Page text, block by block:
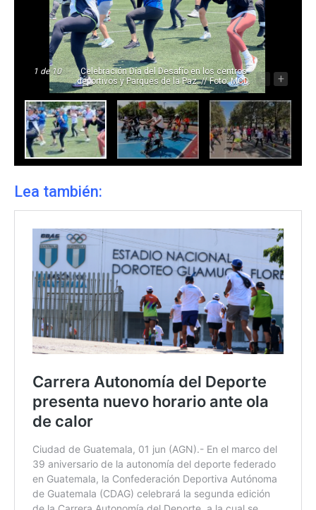
1 de 10
Celebración Día del Desafío en los centros
deportivos y Parques de la Paz. // Foto: MCD.
- +
Lea también: